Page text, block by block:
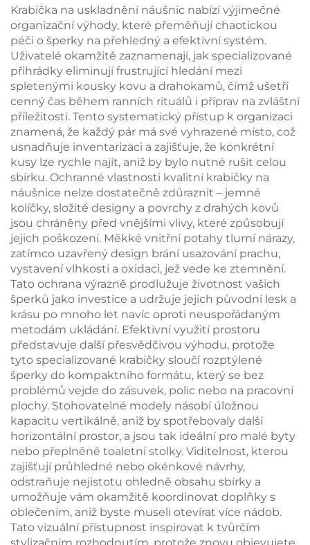
luxusní krabička se
zásuvkou a elegantní
stuhou jako
uchopovacím prvkem
pro náhrdelníky a
prstýnky, značková
dárková krabička,
dávkové balení
papírovým pytlíkem,
velkoobchodní
nabídka
personalizovaných
krabiček na šperky,
sada k zakoupení v
dávkách
Krabička na uskladnění náušnic nabízí výjimečné
organizační výhody, které přeměňují chaotickou
péči o šperky na přehledný a efektivní systém.
Uživatelé okamžitě zaznamenají, jak specializované
přihrádky eliminují frustrující hledání mezi
spletenými kousky kovu a drahokamů, čímž ušetří
cenný čas během ranních rituálů i příprav na zvláštní
příležitosti. Tento systematický přístup k organizaci
znamená, že každý pár má své vyhrazené místo, což
usnadňuje inventarizaci a zajišťuje, že konkrétní
kusy lze rychle najít, aniž by bylo nutné rušit celou
sbírku. Ochranné vlastnosti kvalitní krabičky na
náušnice nelze dostatečně zdůraznit – jemné
kolíčky, složité designy a povrchy z drahých kovů
jsou chráněny před vnějšími vlivy, které způsobují
jejich poškození. Měkké vnitřní potahy tlumí nárazy,
zatímco uzavřený design brání usazování prachu,
vystavení vlhkosti a oxidaci, jež vede ke ztemnění.
Tato ochrana výrazně prodlužuje životnost vašich
šperků jako investice a udržuje jejich původní lesk a
krásu po mnoho let navíc oproti neuspořádaným
metodám ukládání. Efektivní využití prostoru
představuje další přesvědčivou výhodu, protože
tyto specializované krabičky sloučí rozptýlené
šperky do kompaktního formátu, který se bez
problémů vejde do zásuvek, polic nebo na pracovní
plochy. Stohovatelné modely násobí úložnou
kapacitu vertikálně, aniž by spotřebovaly další
horizontální prostor, a jsou tak ideální pro malé byty
nebo přeplněné toaletní stolky. Viditelnost, kterou
zajišťují průhledné nebo okénkové návrhy,
odstraňuje nejistotu ohledně obsahu sbírky a
umožňuje vám okamžitě koordinovat doplňky s
oblečením, aniž byste museli otevírat více nádob.
Tato vizuální přístupnost inspirovat k tvůrčím